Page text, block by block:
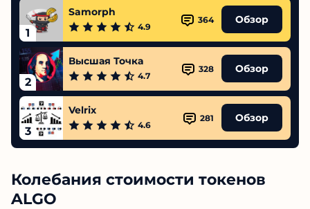
1
Samorph
4.9
364 Обзор
2
Высшая Точка
4.7
328 Обзор
3
Velrix
4.6
281 Обзор
Колебания стоимости токенов
ALGO